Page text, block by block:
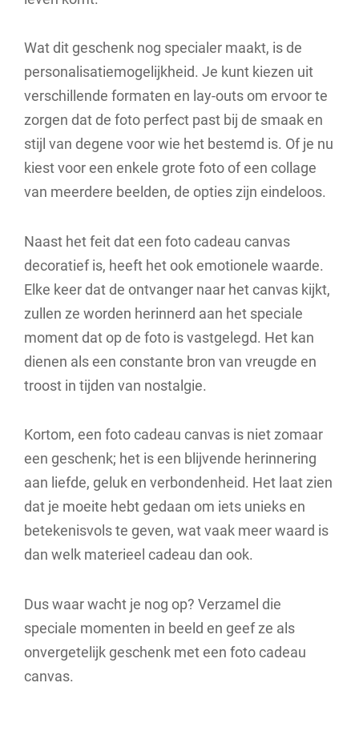
Wat dit geschenk nog specialer maakt, is de
personalisatiemogelijkheid. Je kunt kiezen uit
verschillende formaten en lay-outs om ervoor te
zorgen dat de foto perfect past bij de smaak en
stijl van degene voor wie het bestemd is. Of je nu
kiest voor een enkele grote foto of een collage
van meerdere beelden, de opties zijn eindeloos.
Naast het feit dat een foto cadeau canvas
decoratief is, heeft het ook emotionele waarde.
Elke keer dat de ontvanger naar het canvas kijkt,
zullen ze worden herinnerd aan het speciale
moment dat op de foto is vastgelegd. Het kan
dienen als een constante bron van vreugde en
troost in tijden van nostalgie.
Kortom, een foto cadeau canvas is niet zomaar
een geschenk; het is een blijvende herinnering
aan liefde, geluk en verbondenheid. Het laat zien
dat je moeite hebt gedaan om iets unieks en
betekenisvols te geven, wat vaak meer waard is
dan welk materieel cadeau dan ook.
Dus waar wacht je nog op? Verzamel die
speciale momenten in beeld en geef ze als
onvergetelijk geschenk met een foto cadeau
canvas.